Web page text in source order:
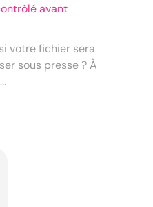
avant
votre fichier sera
sous presse ? À